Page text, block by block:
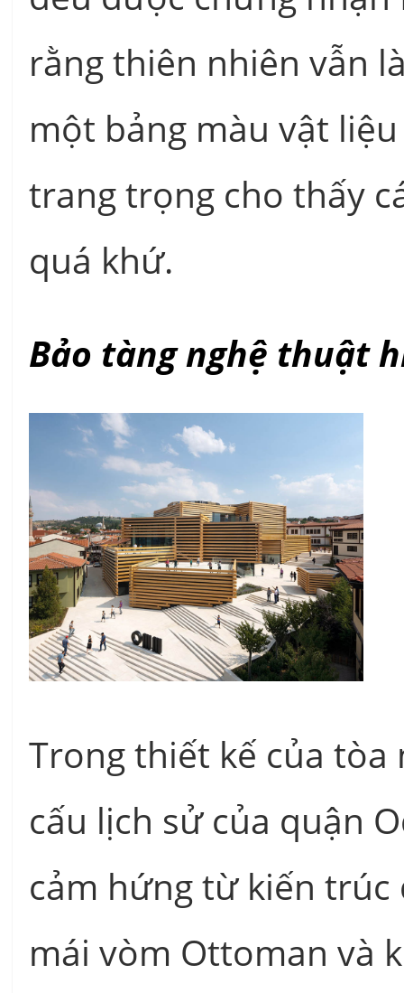
rằng thiên nhiên vẫn
một bảng màu vật
trang trọng cho thấy
quá khứ.
Bảo tàng nghệ thuật
Trong thiết kế của
cấu lịch sử của quận
cảm hứng từ kiến trúc
mái vòm Ottoman và